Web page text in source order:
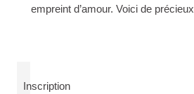
empreint d’amour. Voici de précieux
Inscription